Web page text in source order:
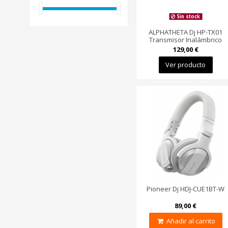
Sin stock
ALPHATHETA Dj HP-TX01
Transmisor Inalámbrico
129,00 €
Ver producto
Pioneer Dj HDJ-CUE1BT-W
89,00 €
Añadir al carrito